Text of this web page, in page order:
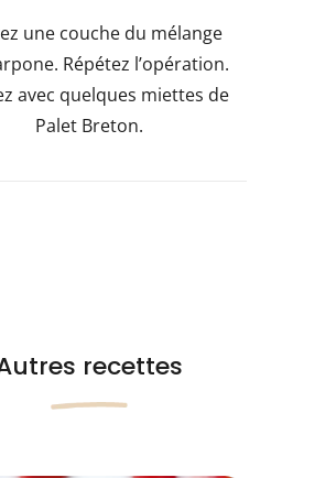
une couche du mélange
Répétez l’opération.
avec quelques miettes de
Palet Breton.
recettes